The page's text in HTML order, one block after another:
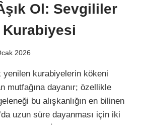
Ol: Sevgililer
2026
yenilen kurabiyelerin kökeni
mutfağına dayanır; özellikle
bu alışkanlığın en bilinen
uzun süre dayanması için iki